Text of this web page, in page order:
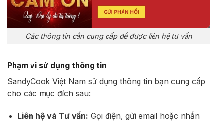
Các thông tin cần cung cấp để được liên hệ tư vấn
Phạm vi sử dụng thông tin
SandyCook Việt Nam sử dụng thông tin bạn cung cấp
cho các mục đích sau:
Liên hệ và Tư vấn: Gọi điện, gửi email hoặc nhắn